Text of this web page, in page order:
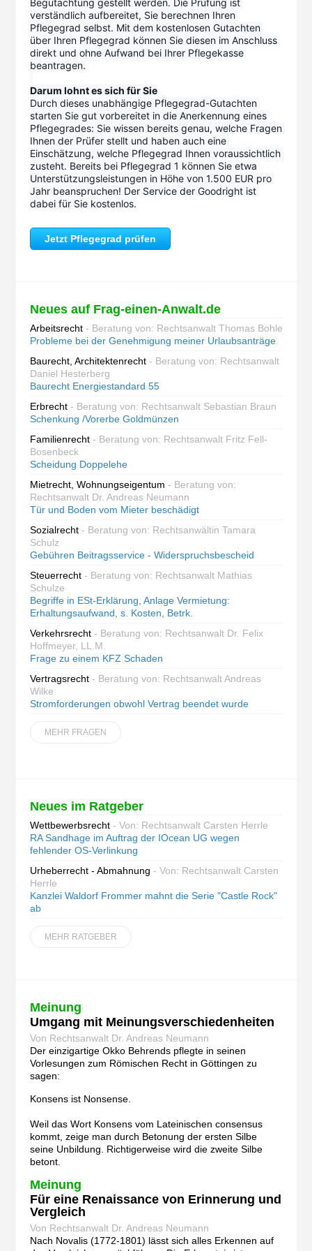
Begutachtung gestellt werden. Die Prüfung ist
verständlich aufbereitet, Sie berechnen Ihren
Pflegegrad selbst. Mit dem kostenlosen Gutachten
über Ihren Pflegegrad können Sie diesen im Anschluss
direkt und ohne Aufwand bei Ihrer Pflegekasse
beantragen.
Darum lohnt es sich für Sie
Durch dieses unabhängige Pflegegrad-Gutachten
starten Sie gut vorbereitet in die Anerkennung eines
Pflegegrades: Sie wissen bereits genau, welche Fragen
Ihnen der Prüfer stellt und haben auch eine
Einschätzung, welche Pflegegrad Ihnen voraussichtlich
zusteht. Bereits bei Pflegegrad 1 können Sie etwa
Unterstützungsleistungen in Höhe von 1.500 EUR pro
Jahr beanspruchen! Der Service der Goodright ist
dabei für Sie kostenlos.
Jetzt Pflegegrad prüfen
Neues auf Frag-einen-Anwalt.de
Arbeitsrecht - Beratung von: Rechtsanwalt Thomas Bohle
Probleme bei der Genehmigung meiner Urlaubsanträge
Baurecht, Architektenrecht - Beratung von: Rechtsanwalt
Daniel Hesterberg
Baurecht Energiestandard 55
Erbrecht - Beratung von: Rechtsanwalt Sebastian Braun
Schenkung /Vorerbe Goldmünzen
Familienrecht - Beratung von: Rechtsanwalt Fritz Fell-
Bosenbeck
Scheidung Doppelehe
Mietrecht, Wohnungseigentum - Beratung von:
Rechtsanwalt Dr. Andreas Neumann
Tür und Boden vom Mieter beschädigt
Sozialrecht - Beratung von: Rechtsanwältin Tamara
Schulz
Gebühren Beitragsservice - Widerspruchsbescheid
Steuerrecht - Beratung von: Rechtsanwalt Mathias
Schulze
Begriffe in ESt-Erklärung, Anlage Vermietung:
Erhaltungsaufwand, s. Kosten, Betrk.
Verkehrsrecht - Beratung von: Rechtsanwalt Dr. Felix
Hoffmeyer, LL.M.
Frage zu einem KFZ Schaden
Vertragsrecht - Beratung von: Rechtsanwalt Andreas
Wilke
Stromforderungen obwohl Vertrag beendet wurde
MEHR FRAGEN
Neues im Ratgeber
Wettbewerbsrecht - Von: Rechtsanwalt Carsten Herrle
RA Sandhage im Auftrag der IOcean UG wegen
fehlender OS-Verlinkung
Urheberrecht - Abmahnung - Von: Rechtsanwalt Carsten
Herrle
Kanzlei Waldorf Frommer mahnt die Serie "Castle Rock"
ab
MEHR RATGEBER
Meinung
Umgang mit Meinungsverschiedenheiten
Von Rechtsanwalt Dr. Andreas Neumann
Der einzigartige Okko Behrends pflegte in seinen
Vorlesungen zum Römischen Recht in Göttingen zu
sagen:
Konsens ist Nonsense.
Weil das Wort Konsens vom Lateinischen consensus
kommt, zeige man durch Betonung der ersten Silbe
seine Unbildung. Richtigerweise wird die zweite Silbe
betont.
Meinung
Für eine Renaissance von Erinnerung und
Vergleich
Von Rechtsanwalt Dr. Andreas Neumann
Nach Novalis (1772-1801) lässt sich alles Erkennen auf